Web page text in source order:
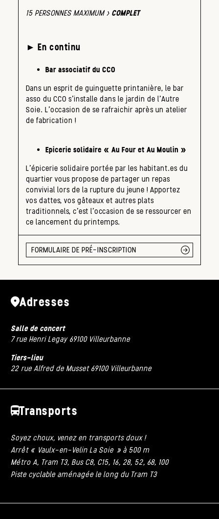
15 PERSONNES MAXIMUM > COMPLET
► En continu
Bar associatif du CCO
Dans un esprit de guinguette printanière, le bar
asso du CCO s’installe dans le jardin de l’Autre
Soie. L’occasion de se rafraichir après un atelier
de fabrication !
Epicerie solidaire « Au Four et Au Moulin »
L’épicerie solidaire portée par les habitant.es du
quartier vous propose de partager un repas
convivial lors de la rupture du jeune ! Apportez
vos dattes, vos gâteaux et autres plats
traditionnels, c’est l’occasion de se ressourcer en
ce lancement du printemps.
FORMULAIRE DE PRÉ-INSCRIPTION
Adresses
Salle de concert
7 rue Henri Legay 69100 Villeurbanne
Tiers-lieu
22 rue Alfred de Musset 69100 Villeurbanne
Transports
Soyez choux, venez en transports doux !
Arrêt « Vaulx-en-Velin La Soie » à 500 m
Métro A, Tram T3, Bus C8, C15, 16, 28, 52, 68, 100
Piste cyclable aménagée le long du Tram T3